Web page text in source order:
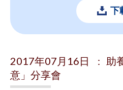
下
2017年07月16日 : 助
意」分享會